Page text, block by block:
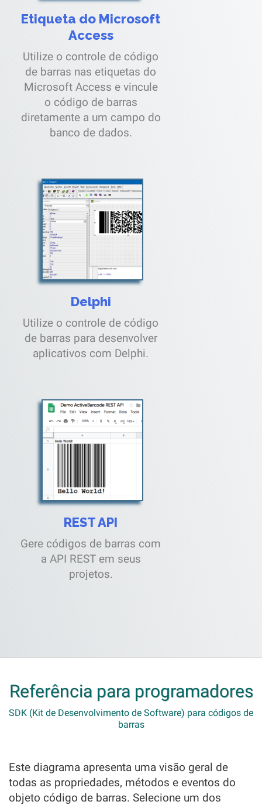
Etiqueta do Microsoft
Access
Utilize o controle de código
de barras nas etiquetas do
Microsoft Access e vincule
o código de barras
diretamente a um campo do
banco de dados.
Delphi
Utilize o controle de código
de barras para desenvolver
aplicativos com Delphi.
REST API
Gere códigos de barras com
a API REST em seus
projetos.
Referência para programadores
SDK (Kit de Desenvolvimento de Software) para códigos de
barras
Este diagrama apresenta uma visão geral de
todas as propriedades, métodos e eventos do
objeto código de barras. Selecione um dos